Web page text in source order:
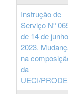
Instrução de
Serviço Nº
de 14 de
2023.
na
da
UECI/